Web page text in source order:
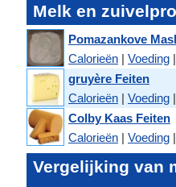
Melk en
Pomazankove
Calorieën | Voeding |
gruyère Feiten
Calorieën | Voeding |
Colby Kaas Feiten
Calorieën | Voeding |
Vergelijking van